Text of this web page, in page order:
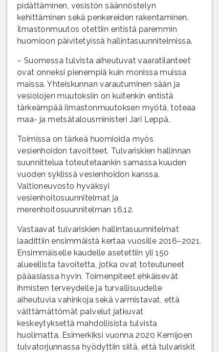
pidättäminen, vesistön säännöstelyn
kehittäminen sekä penkereiden rakentaminen.
Ilmastonmuutos otettiin entistä paremmin
huomioon päivitetyissä hallintasuunnitelmissa.
– Suomessa tulvista aiheutuvat vaaratilanteet
ovat onneksi pienempiä kuin monissa muissa
maissa. Yhteiskunnan varautuminen sään ja
vesiolojen muutoksiin on kuitenkin entistä
tärkeämpää ilmastonmuutoksen myötä, toteaa
maa- ja metsätalousministeri Jari Leppä.
Toimissa on tärkeä huomioida myös
vesienhoidon tavoitteet. Tulvariskien hallinnan
suunnittelua toteutetaankin samassa kuuden
vuoden syklissä vesienhoidon kanssa.
Valtioneuvosto hyväksyi
vesienhoitosuunnitelmat ja
merenhoitosuunnitelman 16.12.
Vastaavat tulvariskien hallintasuunnitelmat
laadittiin ensimmäistä kertaa vuosille 2016–2021.
Ensimmäiselle kaudelle asetettiin yli 150
alueellista tavoitetta, jotka ovat toteutuneet
pääasiassa hyvin. Toimenpiteet ehkäisevät
ihmisten terveydelle ja turvallisuudelle
aiheutuvia vahinkoja sekä varmistavat, että
välttämättömät palvelut jatkuvat
keskeytyksettä mahdollisista tulvista
huolimatta. Esimerkiksi vuonna 2020 Kemijoen
tulvatorjunnassa hyödyttiin siitä, että tulvariskit